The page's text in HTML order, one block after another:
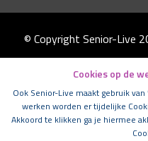
© Copyright Senior-Live
Cookies op de
Ook Senior-Live maakt gebruik
werken worden er tijdelijke
Akkoord te klikken ga je hiermee